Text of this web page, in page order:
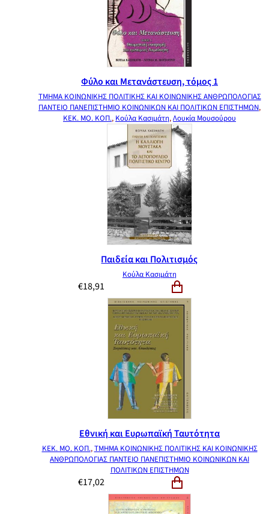
Φύλο και Μετανάστευση, τόμος 1
ΤΜΗΜΑ ΚΟΙΝΩΝΙΚΗΣ ΠΟΛΙΤΙΚΗΣ ΚΑΙ ΚΟΙΝΩΝΙΚΗΣ ΑΝΘΡΩΠΟΛΟΓΙΑΣ
ΠΑΝΤΕΙΟ ΠΑΝΕΠΙΣΤΗΜΙΟ ΚΟΙΝΩΝΙΚΩΝ ΚΑΙ ΠΟΛΙΤΙΚΩΝ ΕΠΙΣΤΗΜΩΝ,
ΚΕΚ. ΜΟ. ΚΟΠ., Κούλα Κασιμάτη,Λουκία Μουσούρου
Παιδεία και Πολιτισμός
Κούλα Κασιμάτη
€18,91
Εθνική και Ευρωπαϊκή Ταυτότητα
ΚΕΚ. ΜΟ. ΚΟΠ.,ΤΜΗΜΑ ΚΟΙΝΩΝΙΚΗΣ ΠΟΛΙΤΙΚΗΣ ΚΑΙ ΚΟΙΝΩΝΙΚΗΣ
ΑΝΘΡΩΠΟΛΟΓΙΑΣ ΠΑΝΤΕΙΟ ΠΑΝΕΠΙΣΤΗΜΙΟ ΚΟΙΝΩΝΙΚΩΝ ΚΑΙ
ΠΟΛΙΤΙΚΩΝ ΕΠΙΣΤΗΜΩΝ
€17,02